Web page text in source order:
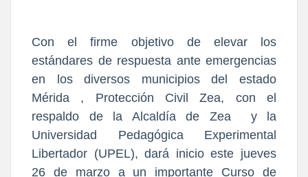
Con el firme objetivo de elevar los
estándares de respuesta ante emergencias
en los diversos municipios del estado
Mérida , Protección Civil Zea, con el
respaldo de la Alcaldía de Zea y la
Universidad Pedagógica Experimental
Libertador (UPEL), dará inicio este jueves
26 de marzo a un importante Curso de